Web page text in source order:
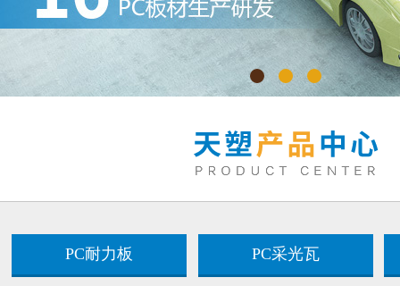
PC耐力板 PC采光瓦